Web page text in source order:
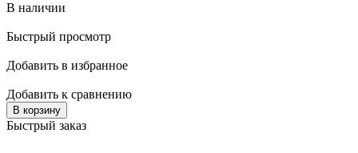
В наличии
Быстрый просмотр
Добавить в избранное
Добавить к сравнению
В корзину
Быстрый заказ